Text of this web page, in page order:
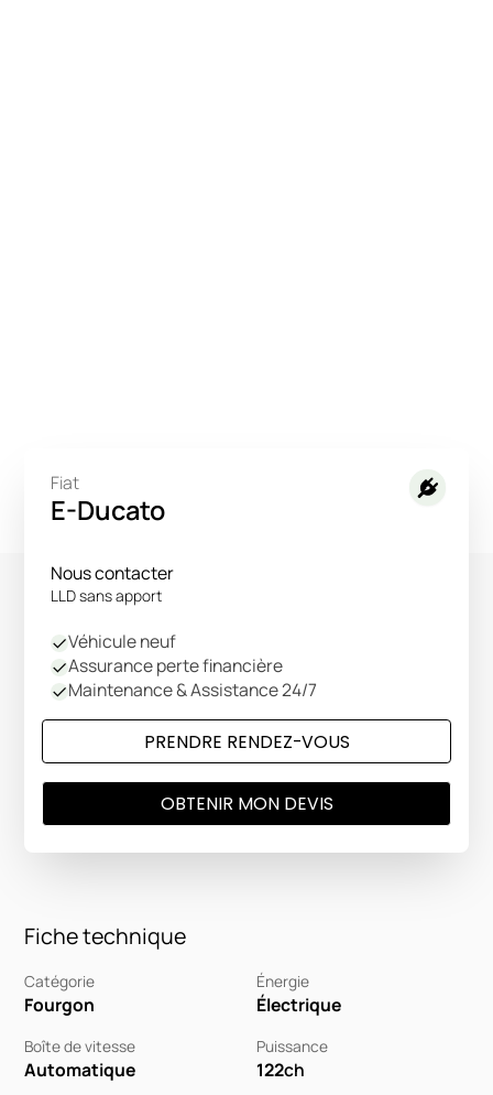
Fiche technique
Catégorie
Fourgon
Énergie
Électrique
Boîte de vitesse
Automatique
Puissance
122ch
Fiat
E-Ducato
Nous contacter
LLD sans apport
Véhicule neuf
Assurance perte financière
Maintenance & Assistance 24/7
PRENDRE RENDEZ-VOUS
OBTENIR MON DEVIS